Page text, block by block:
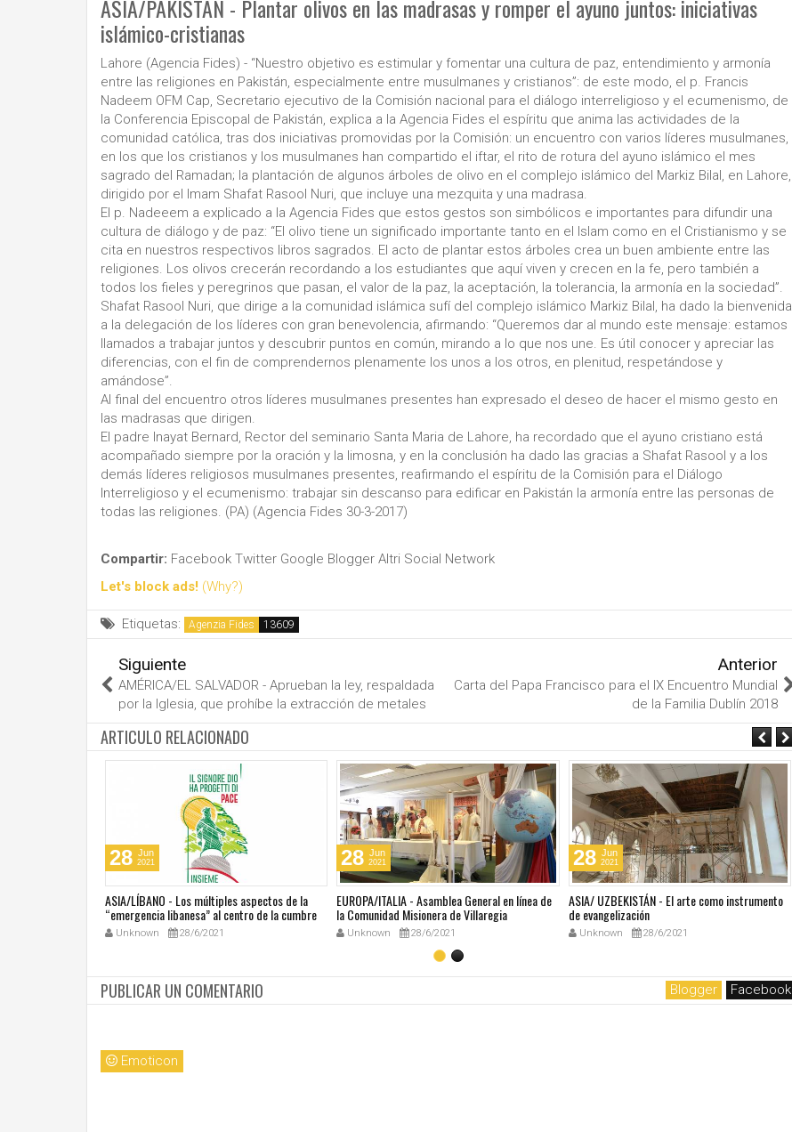
ASIA/PAKISTÁN - Plantar olivos en las madrasas y romper el ayuno juntos: iniciativas
islámico-cristianas
Lahore (Agencia Fides) - “Nuestro objetivo es estimular y fomentar una cultura de paz, entendimiento y armonía
entre las religiones en Pakistán, especialmente entre musulmanes y cristianos”: de este modo, el p. Francis
Nadeem OFM Cap, Secretario ejecutivo de la Comisión nacional para el diálogo interreligioso y el ecumenismo, de
la Conferencia Episcopal de Pakistán, explica a la Agencia Fides el espíritu que anima las actividades de la
comunidad católica, tras dos iniciativas promovidas por la Comisión: un encuentro con varios líderes musulmanes,
en los que los cristianos y los musulmanes han compartido el iftar, el rito de rotura del ayuno islámico el mes
sagrado del Ramadan; la plantación de algunos árboles de olivo en el complejo islámico del Markiz Bilal, en Lahore,
dirigido por el Imam Shafat Rasool Nuri, que incluye una mezquita y una madrasa.
El p. Nadeeem a explicado a la Agencia Fides que estos gestos son simbólicos e importantes para difundir una
cultura de diálogo y de paz: “El olivo tiene un significado importante tanto en el Islam como en el Cristianismo y se
cita en nuestros respectivos libros sagrados. El acto de plantar estos árboles crea un buen ambiente entre las
religiones. Los olivos crecerán recordando a los estudiantes que aquí viven y crecen en la fe, pero también a
todos los fieles y peregrinos que pasan, el valor de la paz, la aceptación, la tolerancia, la armonía en la sociedad”.
Shafat Rasool Nuri, que dirige a la comunidad islámica sufí del complejo islámico Markiz Bilal, ha dado la bienvenida
a la delegación de los líderes con gran benevolencia, afirmando: “Queremos dar al mundo este mensaje: estamos
llamados a trabajar juntos y descubrir puntos en común, mirando a lo que nos une. Es útil conocer y apreciar las
diferencias, con el fin de comprendernos plenamente los unos a los otros, en plenitud, respetándose y
amándose”.
Al final del encuentro otros líderes musulmanes presentes han expresado el deseo de hacer el mismo gesto en
las madrasas que dirigen.
El padre Inayat Bernard, Rector del seminario Santa Maria de Lahore, ha recordado que el ayuno cristiano está
acompañado siempre por la oración y la limosna, y en la conclusión ha dado las gracias a Shafat Rasool y a los
demás líderes religiosos musulmanes presentes, reafirmando el espíritu de la Comisión para el Diálogo
Interreligioso y el ecumenismo: trabajar sin descanso para edificar en Pakistán la armonía entre las personas de
todas las religiones. (PA) (Agencia Fides 30-3-2017)
Compartir: Facebook Twitter Google Blogger Altri Social Network
Let's block ads! (Why?)
Etiquetas: Agenzia Fides
Siguiente
AMÉRICA/EL SALVADOR - Aprueban la ley, respaldada
por la Iglesia, que prohíbe la extracción de metales
Anterior
Carta del Papa Francisco para el IX Encuentro Mundial
de la Familia Dublín 2018
ARTICULO RELACIONADO
28 Jun
2021
ASIA/LÍBANO - Los múltiples aspectos de la
“emergencia libanesa” al centro de la cumbre
eclesial convocada por el Papa Francisco
Unknown 28/6/2021
28 Jun
2021
EUROPA/ITALIA - Asamblea General en línea de
la Comunidad Misionera de Villaregia
Unknown 28/6/2021
28 Jun
2021
ASIA/ UZBEKISTÁN - El arte como instrumento
de evangelización
Unknown 28/6/2021
PUBLICAR UN COMENTARIO Blogger Facebook
Emoticon